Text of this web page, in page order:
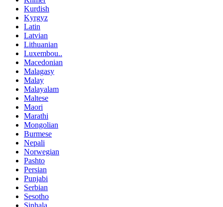
Kurdish
Kyrgyz
Latin
Latvian
Lithuanian
Luxembou..
Macedonian
Malagasy
Malay
Malayalam
Maltese
Maori
Marathi
Mongolian
Burmese
Nepali
Norwegian
Pashto
Persian
Punjabi
Serbian
Sesotho
Sinhala